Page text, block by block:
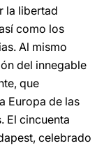
la libertad
como los
Al mismo
del innegable
que
Europa de las
El cincuenta
celebrado